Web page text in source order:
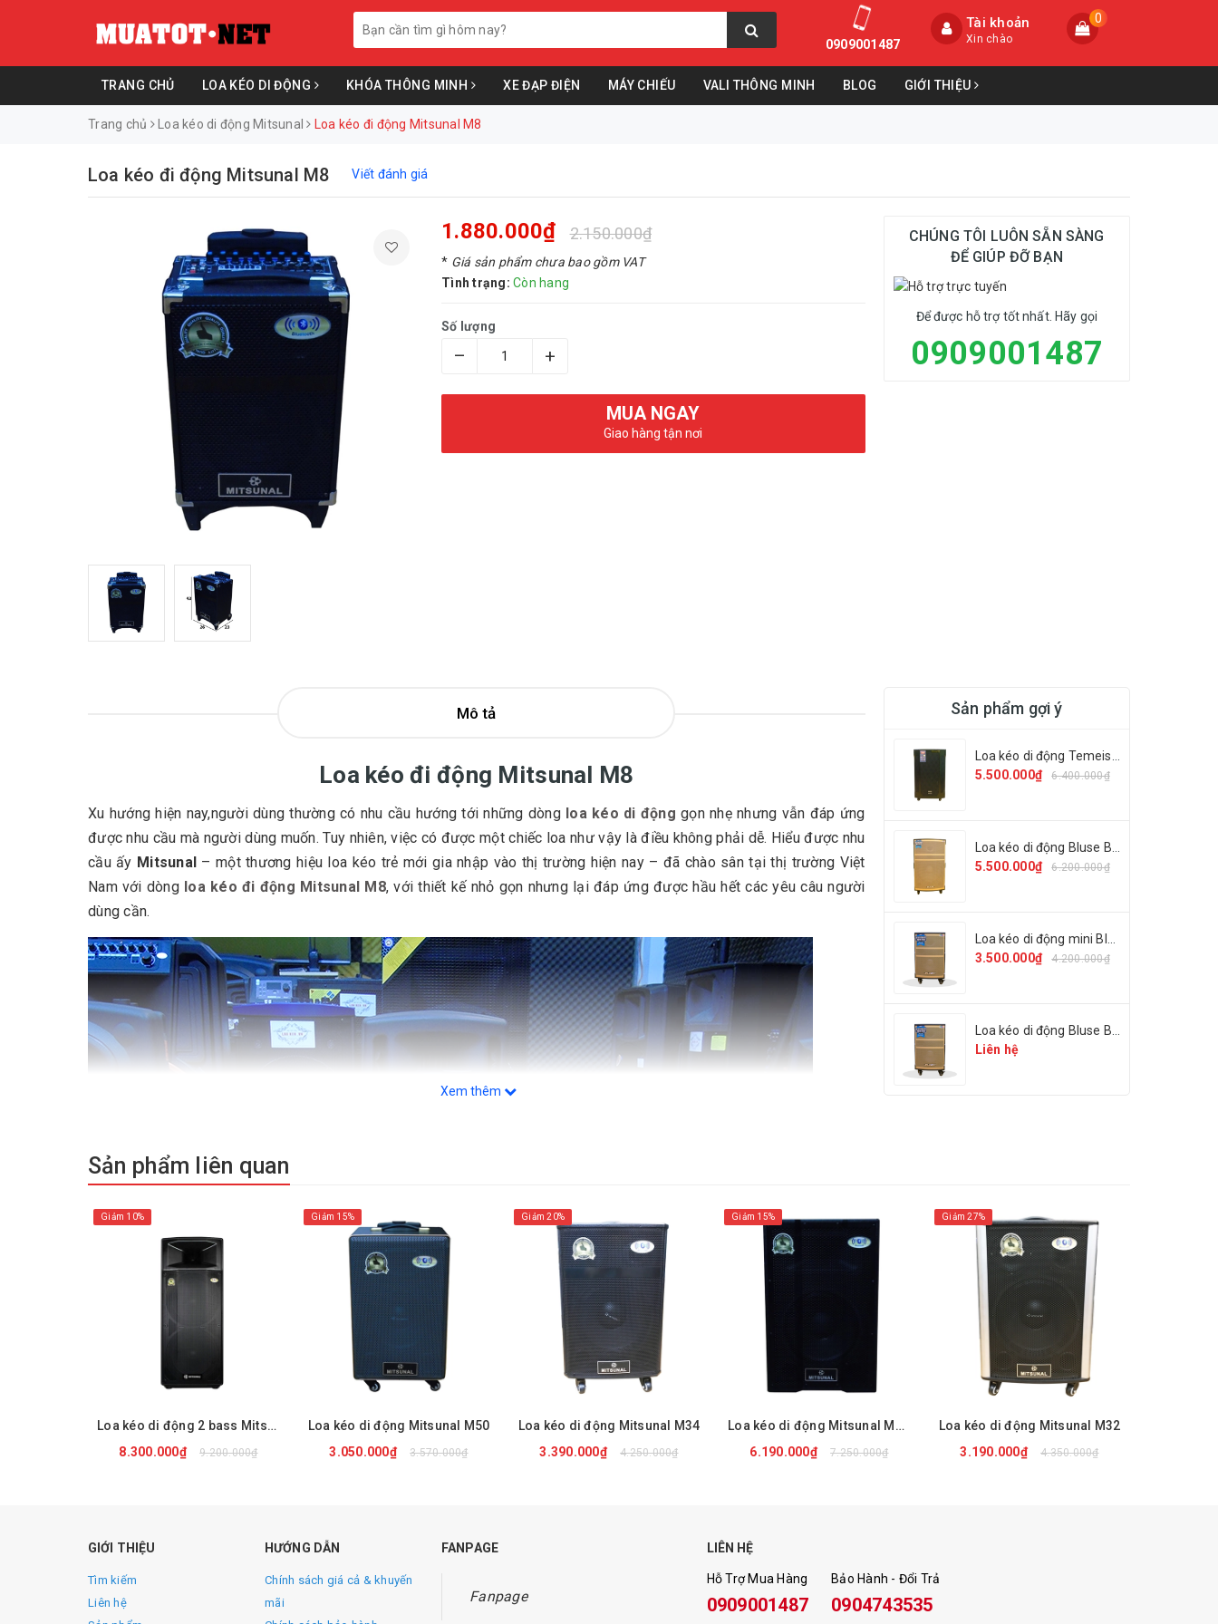
0909001487
Tài khoản
Xin chào
0
TRANG CHỦ LOA KÉO DI ĐỘNG KHÓA THÔNG MINH XE ĐẠP ĐIỆN MÁY CHIẾU VALI THÔNG MINH BLOG GIỚI THIỆU
Trang chủ Loa kéo di động Mitsunal Loa kéo đi động Mitsunal M8
Loa kéo đi động Mitsunal M8 Viết đánh giá
1.880.000₫ 2.150.000₫
* Giá sản phẩm chưa bao gồm VAT
Tình trạng: Còn hang
Số lượng
– +
MUA NGAY
Giao hàng tận nơi
CHÚNG TÔI LUÔN SẴN SÀNG
ĐỂ GIÚP ĐỠ BẠN
Để được hỗ trợ tốt nhất. Hãy gọi
0909001487
Mô tả
Loa kéo đi động Mitsunal M8
Xu hướng hiện nay,người dùng thường có nhu cầu hướng tới những dòng loa kéo di động gọn nhẹ nhưng vẫn đáp ứng
được nhu cầu mà người dùng muốn. Tuy nhiên, việc có được một chiếc loa như vậy là điều không phải dễ. Hiểu được nhu
cầu ấy Mitsunal – một thương hiệu loa kéo trẻ mới gia nhập vào thị trường hiện nay – đã chào sân tại thị trường Việt
Nam với dòng loa kéo đi động Mitsunal M8, với thiết kế nhỏ gọn nhưng lại đáp ứng được hầu hết các yêu câu người
dùng cần.
Model : Mitsunal M8
Phụ kiện : 1 micro không dây, 1 micro đeo đầu, 1 dây sạc
Xem thêm
Sản phẩm gợi ý
5.500.000₫
6.400.000₫
5.500.000₫
6.200.000₫
3.500.000₫
4.200.000₫
Liên hệ
Sản phẩm liên quan
Giảm 10%
Loa kéo di động 2 bass Mitsunal M88
8.300.000₫
9.200.000₫
Giảm 15%
Loa kéo di động Mitsunal M50
3.050.000₫
3.570.000₫
Giảm 20%
Loa kéo di động Mitsunal M34
3.390.000₫
4.250.000₫
Giảm 15%
Loa kéo di động Mitsunal M82 Pro
6.190.000₫
7.250.000₫
Giảm 27%
Loa kéo di động Mitsunal M32
3.190.000₫
4.350.000₫
GIỚI THIỆU
Tìm kiếm
Liên hệ
HƯỚNG DẪN
Chính sách giá cả & khuyến
mãi
FANPAGE
Fanpage
LIÊN HỆ
Hỗ Trợ Mua Hàng
0909001487
Bảo Hành - Đổi Trả
0904743535